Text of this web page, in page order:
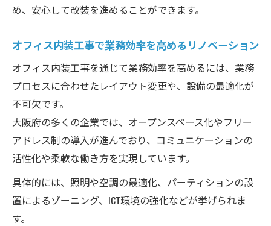
ント
多様化
デザイン性と機能性を両立する改装の勘所
リノベーションで叶えるデザインと機能の
調和
大阪オフィス内装工事における最新リノベ
ーション
業務効率と美観を両立する内装工事の工夫
リノベーションで実現する快適な空間デザ
イン
め、安心して改装を進めることができます。
オフィス内装工事で業務効率を高めるリノベーション
オフィス内装工事を通じて業務効率を高めるには、業務
プロセスに合わせたレイアウト変更や、設備の最適化が
不可欠です。
大阪府の多くの企業では、オープンスペース化やフリー
アドレス制の導入が進んでおり、コミュニケーションの
活性化や柔軟な働き方を実現しています。
具体的には、照明や空調の最適化、パーティションの設
置によるゾーニング、ICT環境の強化などが挙げられま
す。